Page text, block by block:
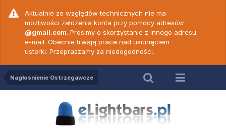
Aktualnie ze względów technicznych nie ma
możliwości założenia konta przy pomocy adresów
@gmail.com. Prosimy o skorzystanie z innego adresu
e-mail. Obecnie trwają prace nad usunięciem
usterki. Przepraszamy za niedogodności.
Nagłośnienie Ostrzegawcze
Relacja z POLSECURE
2023